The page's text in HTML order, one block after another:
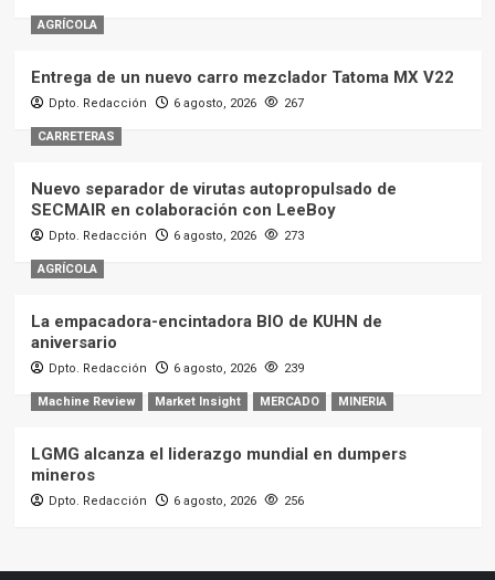
AGRÍCOLA
Entrega de un nuevo carro mezclador Tatoma MX V22
Dpto. Redacción 6 agosto, 2026 267
CARRETERAS
Nuevo separador de virutas autopropulsado de
SECMAIR en colaboración con LeeBoy
Dpto. Redacción 6 agosto, 2026 273
AGRÍCOLA
La empacadora-encintadora BIO de KUHN de
aniversario
Dpto. Redacción 6 agosto, 2026 239
Machine Review Market Insight MERCADO MINERIA
LGMG alcanza el liderazgo mundial en dumpers
mineros
Dpto. Redacción 6 agosto, 2026 256